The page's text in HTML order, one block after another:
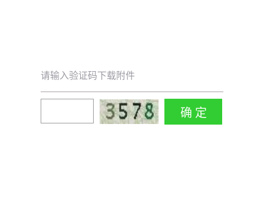
请输入验证码下载附件